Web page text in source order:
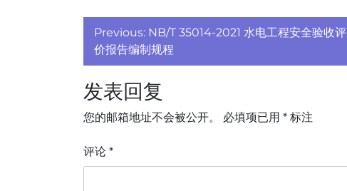
文
章
导
航
Previous: NB/T 35014-2021 水电工程安全验收评
价报告编制规程
发表回复
您的邮箱地址不会被公开。 必填项已用 * 标注
评论 *